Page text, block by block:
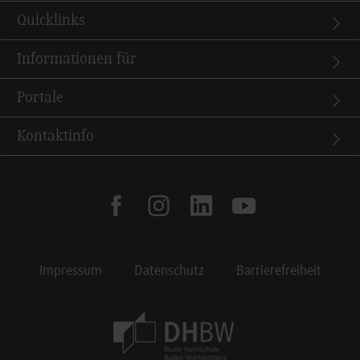
Quicklinks
Informationen für
Portale
Kontaktinfo
facebookinstagramlinkedinyoutube
Impressum Datenschutz Barrierefreiheit